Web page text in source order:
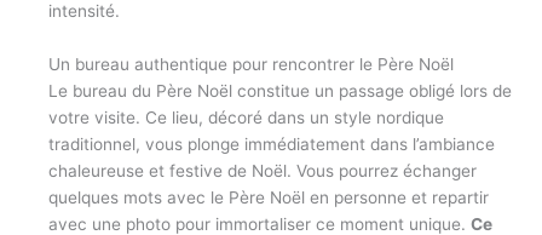
intensité.
Un bureau authentique pour rencontrer le Père Noël
Le bureau du Père Noël constitue un passage obligé lors de
votre visite. Ce lieu, décoré dans un style nordique
traditionnel, vous plonge immédiatement dans l’ambiance
chaleureuse et festive de Noël. Vous pourrez échanger
quelques mots avec le Père Noël en personne et repartir
avec une photo pour immortaliser ce moment unique. Ce